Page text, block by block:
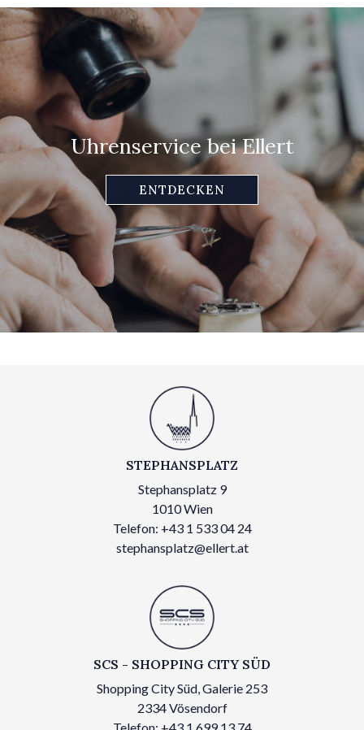
Uhrenservice bei Ellert
ENTDECKEN
STEPHANSPLATZ
Stephansplatz 9
1010 Wien
Telefon: +43 1 533 04 24
stephansplatz@ellert.at
SCS - SHOPPING CITY SÜD
Shopping City Süd, Galerie 253
2334 Vösendorf